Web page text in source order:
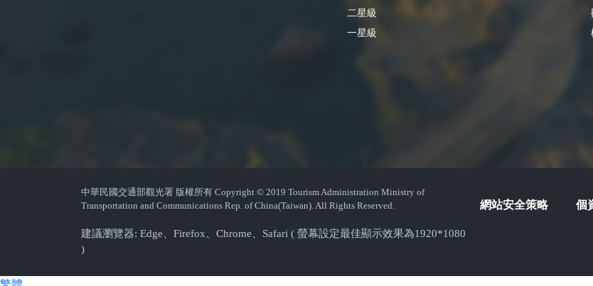
二星級
一星級
中華民國交通部觀光署 版權所有 Copyright © 2019 Tourism Administration Ministry of
Transportation and Communications Rep. of China(Taiwan). All Rights Reserved.
建議瀏覽器: Edge、Firefox、Chrome、Safari ( 螢幕設定最佳顯示效果為1920*1080
)
網站安全策略 個